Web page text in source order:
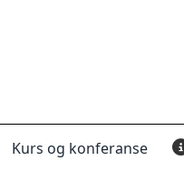
Kurs og konferanse